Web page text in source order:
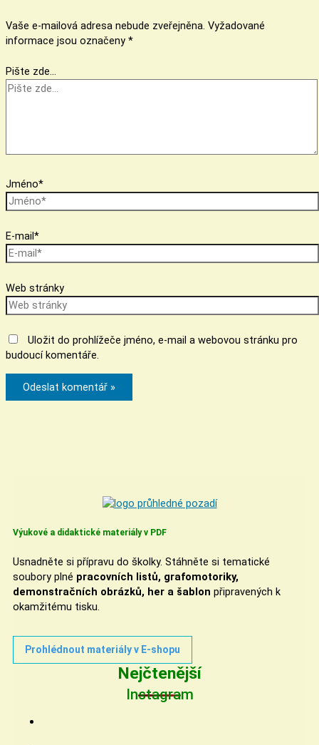
Vaše e-mailová adresa nebude zveřejněna. Vyžadované
informace jsou označeny *
Pište zde…
Jméno*
E-mail*
Web stránky
Uložit do prohlížeče jméno, e-mail a webovou stránku pro
budoucí komentáře.
Výukové a didaktické materiály v PDF
Usnadněte si přípravu do školky. Stáhněte si tematické
soubory plné pracovních listů, grafomotoriky,
demonstračních obrázků, her a šablon připravených k
okamžitému tisku.
Prohlédnout materiály v E-shopu
Nejčtenější
Instagram